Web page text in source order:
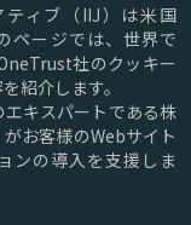
ィブ（IIJ）は米国
ページでは、世界で
社のクッキー
紹介します。
キスパートである株
お客様のWebサイト
ンの導入を支援しま